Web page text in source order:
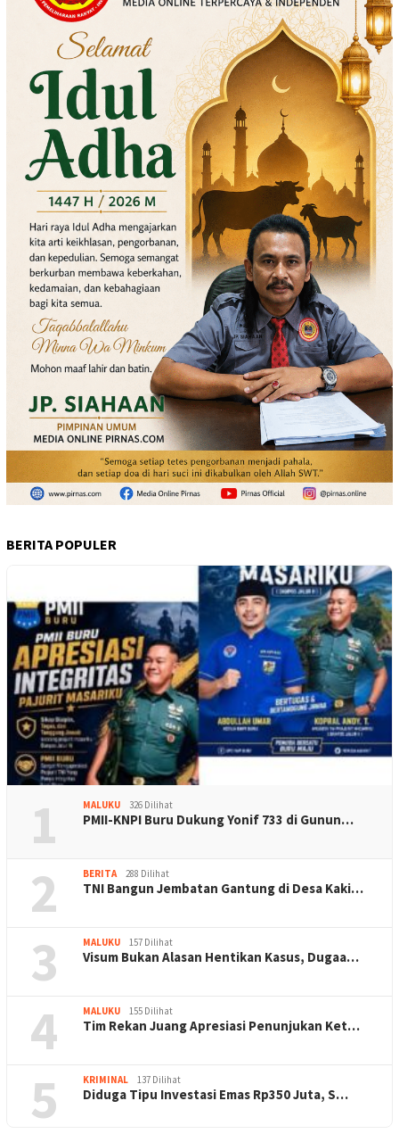
BERITA POPULER
1 MALUKU 326 Dilihat
PMII-KNPI Buru Dukung Yonif 733 di Gunun…
2 BERITA 288 Dilihat
TNI Bangun Jembatan Gantung di Desa Kaki…
3 MALUKU 157 Dilihat
Visum Bukan Alasan Hentikan Kasus, Dugaa…
4 MALUKU 155 Dilihat
Tim Rekan Juang Apresiasi Penunjukan Ket…
5 KRIMINAL 137 Dilihat
Diduga Tipu Investasi Emas Rp350 Juta, S…